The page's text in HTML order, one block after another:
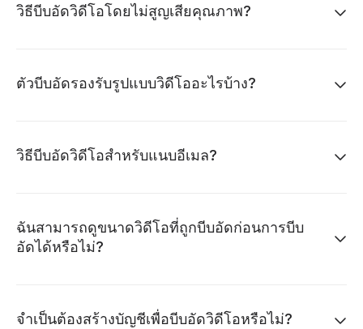
วิธีบีบอัดวิดีโอโดยไม่สูญเสียคุณภาพ?
ตัวบีบอัดรองรับรูปแบบวิดีโออะไรบ้าง?
วิธีบีบอัดวิดีโอสำหรับแนบอีเมล?
ฉันสามารถดูขนาดวิดีโอที่ถูกบีบอัดก่อนการบีบ
อัดได้หรือไม่?
จำเป็นต้องสร้างบัญชีเพื่อบีบอัดวิดีโอหรือไม่?